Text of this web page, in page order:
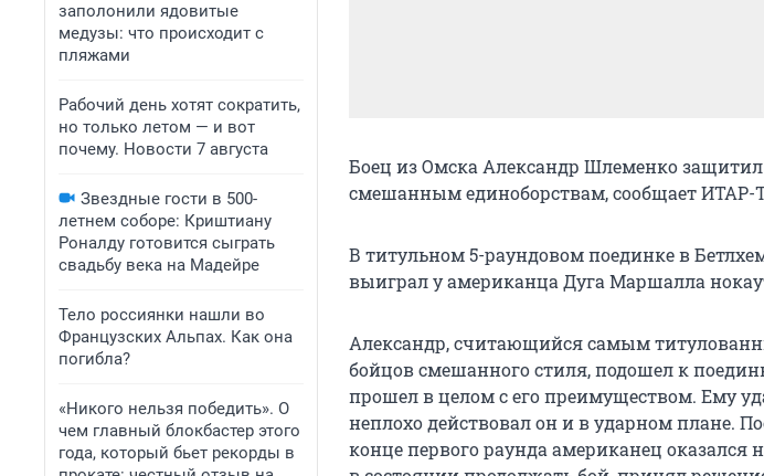
заполонили ядовитые
медузы: что происходит с
пляжами
Рабочий день хотят сократить,
но только летом — и вот
почему. Новости 7 августа
Звездные гости в 500-
летнем соборе: Криштиану
Роналду готовится сыграть
свадьбу века на Мадейре
Тело россиянки нашли во
Французских Альпах. Как она
погибла?
«Никого нельзя победить». О
чем главный блокбастер этого
года, который бьет рекорды в
Боец из Омска Александр Шлеменко
смешанным единоборствам, сообщает ИТАР-
В титульном 5-раундовом поединке в
выиграл у американца Дуга Маршалла
Александр, считающийся самым
бойцов смешанного стиля, подошел к
прошел в целом с его преимуществом. Ему
неплохо действовал он и в ударном плане.
конце первого раунда американец оказался